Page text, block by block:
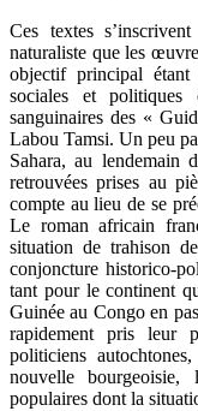
Ces textes
naturaliste que les
objectif principal
sociales et politiques
sanguinaires des «
Labou Tamsi. Un peu
Sahara, au lendemain
retrouvées prises au
compte au lieu de se
Le roman africain
situation de trahison
conjoncture historico-
tant pour le continent
Guinée au Congo en
rapidement pris leur
politiciens
nouvelle bourgeoisie,
populaires dont la